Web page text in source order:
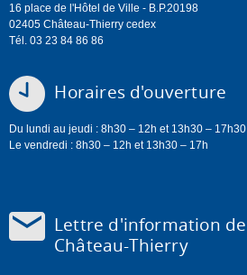
16 place de l'Hôtel de Ville - B.P.20198
02405 Château-Thierry cedex
Tél. 03 23 84 86 86
Horaires d'ouverture
Du lundi au jeudi : 8h30 – 12h et 13h30 – 17h30
Le vendredi : 8h30 – 12h et 13h30 – 17h
Lettre d'information de
Château-Thierry